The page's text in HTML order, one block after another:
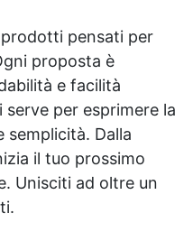
pensati per
proposta è
e facilità
serve per esprimere la
semplicità. Dalla
il tuo prossimo
Unisciti ad oltre un